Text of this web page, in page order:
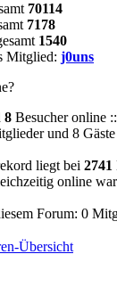
70114
7178
1540
Mitglied: j0uns
8 Besucher online
und 8 Gäste
liegt bei 2741
online
Forum: 0
Übersicht